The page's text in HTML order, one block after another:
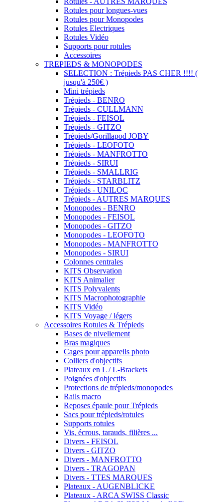
Rotules pour longues-vues
Rotules pour Monopodes
Rotules Electriques
Rotules Vidéo
Supports pour rotules
Accessoires
TREPIEDS & MONOPODES
SELECTION : Trépieds PAS CHER !!!! (
jusqu'à 250€ )
Mini trépieds
Trépieds - BENRO
Trépieds - CULLMANN
Trépieds - FEISOL
Trépieds - GITZO
Trépieds/Gorillapod JOBY
Trépieds - LEOFOTO
Trépieds - MANFROTTO
Trépieds - SIRUI
Trépieds - SMALLRIG
Trépieds - STARBLITZ
Trépieds - UNILOC
Trépieds - AUTRES MARQUES
Monopodes - BENRO
Monopodes - FEISOL
Monopodes - GITZO
Monopodes - LEOFOTO
Monopodes - MANFROTTO
Monopodes - SIRUI
Colonnes centrales
KITS Observation
KITS Animalier
KITS Polyvalents
KITS Macrophotographie
KITS Vidéo
KITS Voyage / légers
Accessoires Rotules & Trépieds
Bases de nivellement
Bras magiques
Cages pour appareils photo
Colliers d'objectifs
Plateaux en L / L-Brackets
Poignées d'objectifs
Protections de trépieds/monopodes
Rails macro
Reposes épaule pour Trépieds
Sacs pour trépieds/rotules
Supports rotules
Vis, écrous, tarauds, filières ...
Divers - FEISOL
Divers - GITZO
Divers - MANFROTTO
Divers - TRAGOPAN
Divers - TTES MARQUES
Plateaux - AUGENBLICKE
Plateaux - ARCA SWISS Classic